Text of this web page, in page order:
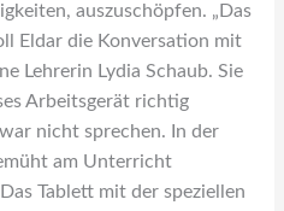
auszuschöpfen. „Das
Eldar die Konversation mit
Lehrerin Lydia Schaub. Sie
Arbeitsgerät richtig
nicht sprechen. In der
am Unterricht
Tablett mit der speziellen